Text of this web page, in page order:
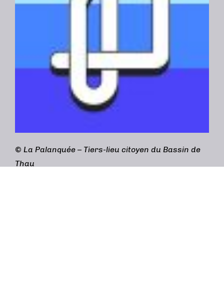
© La Palanquée – Tiers-lieu citoyen du Bassin de
Thau